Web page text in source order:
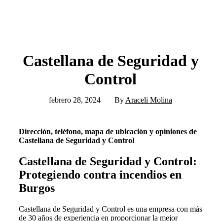
Castellana de Seguridad y
Control
febrero 28, 2024 By Araceli Molina